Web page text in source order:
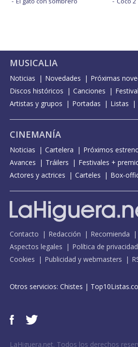
MUSICALIA
Noticias Novedades
Próximas
Discos históricos
Canciones
Artistas y grupos
Portadas Listas
CINEMANÍA
Noticias Cartelera Próximos
Avances
Tráilers
Festivales +
Actores y actrices
Carteles Box-
Contacto Redacción Recomienda
Aspectos legales
Política de privacidad
Cookies
Publicidad y webmasters
Otros servicios: Chistes |
LaHiguera.net. Todos los derechos